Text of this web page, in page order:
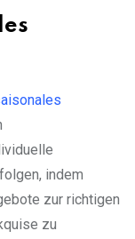
indem
zur richtigen
zu